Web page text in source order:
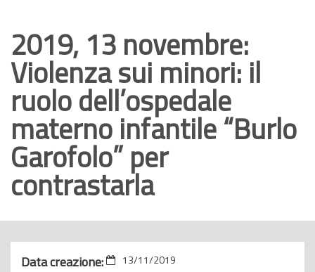
i
2019, 13 novembre:
Violenza sui minori: il
ruolo dell’ospedale
materno infantile “Burlo
Garofolo” per
contrastarla
Data creazione: 13/11/2019